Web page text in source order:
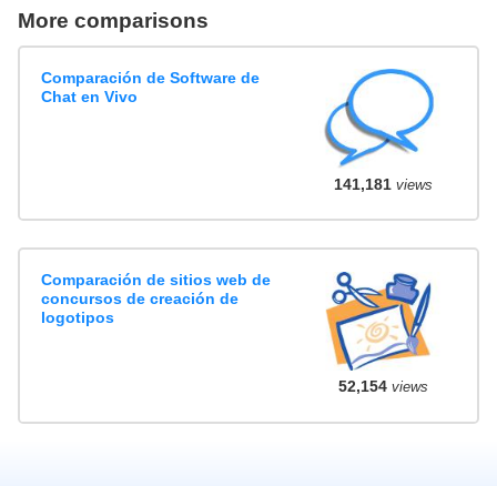
More comparisons
Comparación de Software de
Chat en Vivo
141,181views
Comparación de sitios web de
concursos de creación de
logotipos
52,154views